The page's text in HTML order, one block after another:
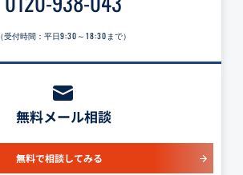
（受付時間：平日9:30～18:30 まで）
無料メール相談
無料で相談してみる